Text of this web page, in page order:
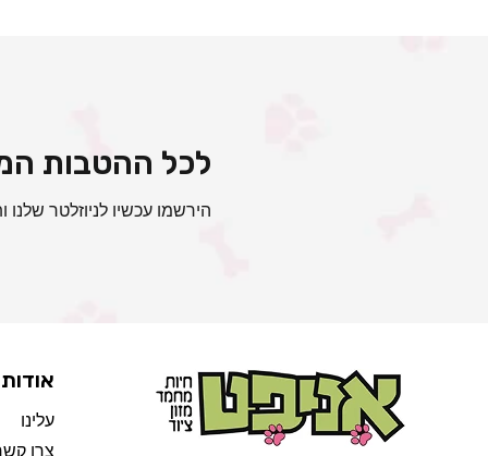
לכל ההטבות
הירשמו עכשיו לניוזלטר שלנו
אודות
עלינו
צרו